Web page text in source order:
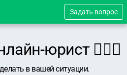
Задать вопрос
юрист 👨🏻‍⚖️
в вашей ситуации.